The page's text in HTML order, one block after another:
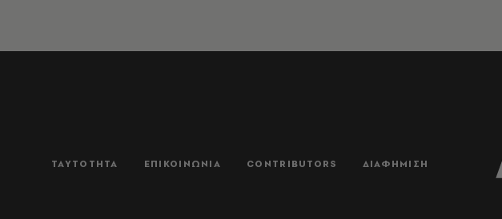
ΤΑΥΤΟΤΗΤΑ ΕΠΙΚΟΙΝΩΝΙΑ CONTRIBUTORS ΔΙΑΦΗΜΙΣΗ